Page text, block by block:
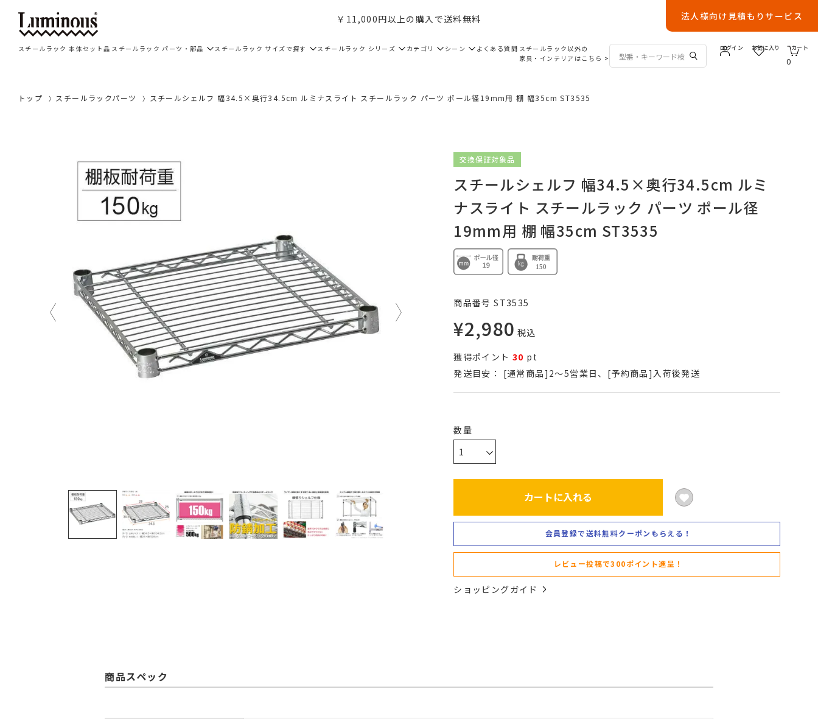
￥11,000円以上の購入で送料無料 法人様向け見積もりサービス
スチールラック 本体セット品 スチールラック パーツ・部品 スチールラック サイズで探す スチールラック シリーズ カテゴリ シーン よくある質問 スチールラック以外の
家具・インテリアはこちら >
ログイン お気に入り
0
カート
トップ スチールラックパーツ スチールシェルフ 幅34.5×奥行34.5cm ルミナスライト スチールラック パーツ ポール径19mm用 棚 幅35cm ST3535
交換保証対象品
スチールシェルフ 幅34.5×奥行34.5cm ルミ
ナスライト スチールラック パーツ ポール径
19mm用 棚 幅35cm ST3535
商品番号 ST3535
¥2,980 税込
獲得ポイント 30 pt
発送目安：
[通常商品]2～5営業日、[予約商品]入荷後発送
カートに入れる
会員登録で送料無料クーポンもらえる！
レビュー投稿で300ポイント進呈！
ショッピングガイド
商品スペック